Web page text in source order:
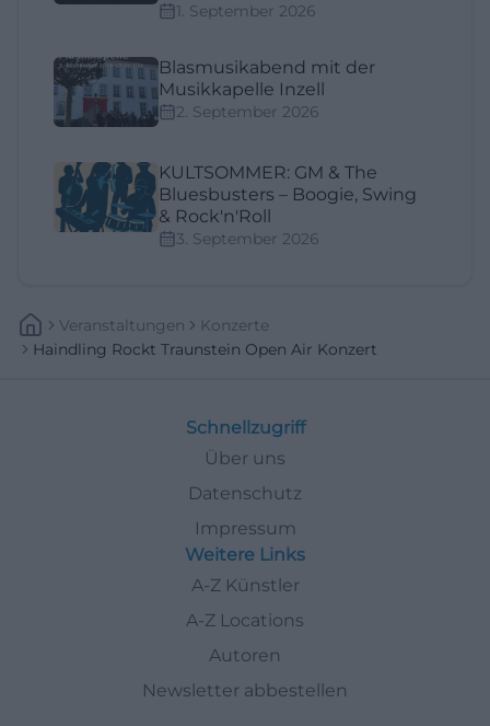
1. September 2026
Blasmusikabend mit der
Musikkapelle Inzell
2. September 2026
KULTSOMMER: GM & The
Bluesbusters – Boogie, Swing
& Rock'n'Roll
3. September 2026
Veranstaltungen
Konzerte
Haindling Rockt Traunstein Open Air Konzert
Schnellzugriff
Über uns
Datenschutz
Impressum
Weitere Links
A-Z Künstler
A-Z Locations
Autoren
Newsletter abbestellen